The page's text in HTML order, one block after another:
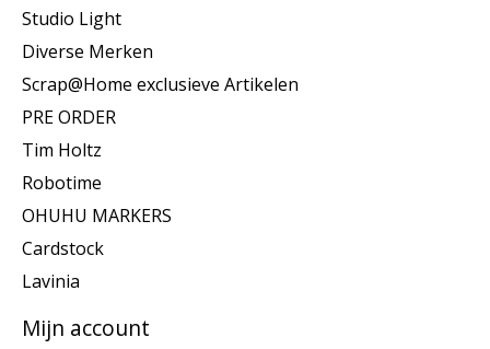
Studio Light
Diverse Merken
Scrap@Home exclusieve Artikelen
PRE ORDER
Tim Holtz
Robotime
OHUHU MARKERS
Cardstock
Lavinia
Mijn account